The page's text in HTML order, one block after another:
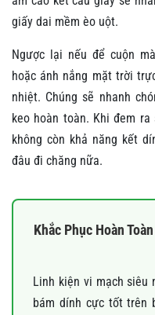
giấy dai mềm èo uột.
Ngược lại nếu để cuộn
hoặc ánh nắng mặt trời
nhiệt. Chúng sẽ nhanh
keo hoàn toàn. Khi đem
không còn khả năng kết
đâu đi chăng nữa.
Khắc Phục Hoàn
Linh kiện vi mạch siêu
bám dính cực tốt trên